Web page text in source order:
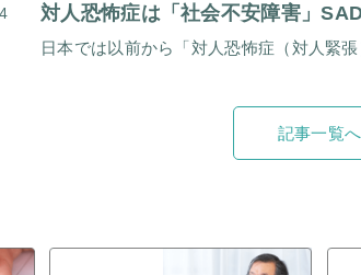
対人恐怖症は「社会不安障害」
記事一覧へ